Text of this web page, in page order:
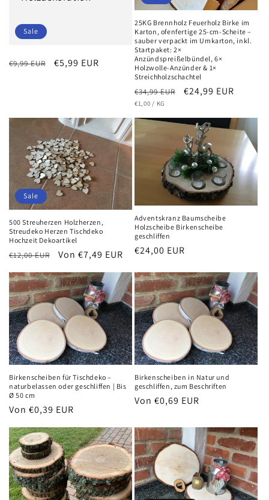
Sale
Normaler
€9,99 EUR Verkaufspreis
€5,99 EUR
25KG Brennholz Feuerholz Birke im
Karton, ofenfertige 25-cm-Scheite –
sauber verpackt im Umkarton, inkl.
Startpaket: 2×
Anzündspreißelbündel, 6×
Holzwolle-Anzünder & 1×
Streichholzschachtel
Normaler
Preis
€34,99 EUR Verkaufspreis
€24,99 EUR
GRUNDPREIS
€1,00 / PRO
KG
Sale
500 Streuherzen Holzherzen,
Streudeko Herzen Tischdeko
Hochzeit Dekoartikel
Normaler
Preis
€12,00 EUR Verkaufspreis
Von €7,49 EUR
Adventskranz Baumscheibe
Holzscheibe Birkenscheibe
geschliffen
Normaler
€24,00 EUR
Birkenscheiben für Tischdeko –
naturbelassen oder geschliffen | Bis
Ø 50 cm
Normaler
Von €0,39 EUR
Birkenscheiben in Natur und
geschliffen, zum Beschriften
Normaler
Von €0,69 EUR